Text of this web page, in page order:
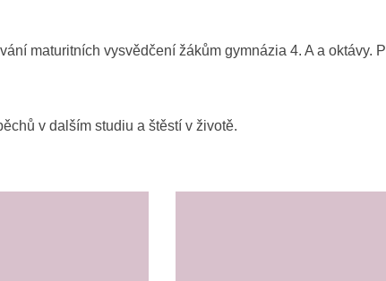
maturitních vysvědčení žákům gymnázia 4. A a oktávy.
v dalším studiu a štěstí v životě.